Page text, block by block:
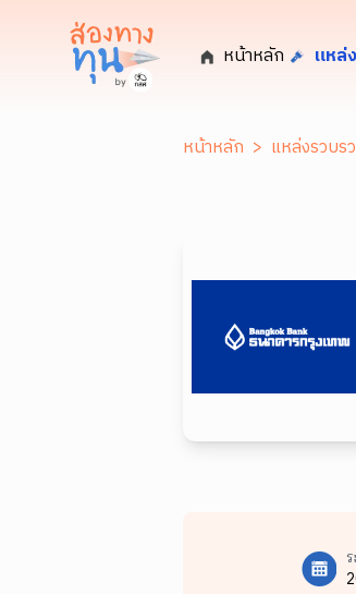
หน้าหลัก แหล่
หน้าหลัก > แหล่งรวบร